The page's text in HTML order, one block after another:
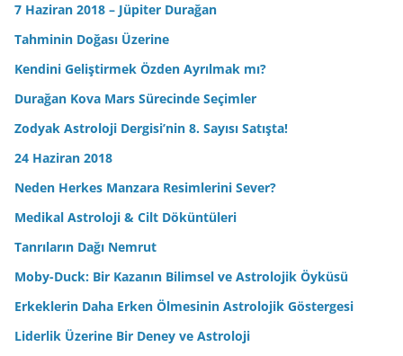
7 Haziran 2018 – Jüpiter Durağan
Tahminin Doğası Üzerine
Kendini Geliştirmek Özden Ayrılmak mı?
Durağan Kova Mars Sürecinde Seçimler
Zodyak Astroloji Dergisi’nin 8. Sayısı Satışta!
24 Haziran 2018
Neden Herkes Manzara Resimlerini Sever?
Medikal Astroloji & Cilt Döküntüleri
Tanrıların Dağı Nemrut
Moby-Duck: Bir Kazanın Bilimsel ve Astrolojik Öyküsü
Erkeklerin Daha Erken Ölmesinin Astrolojik Göstergesi
Liderlik Üzerine Bir Deney ve Astroloji